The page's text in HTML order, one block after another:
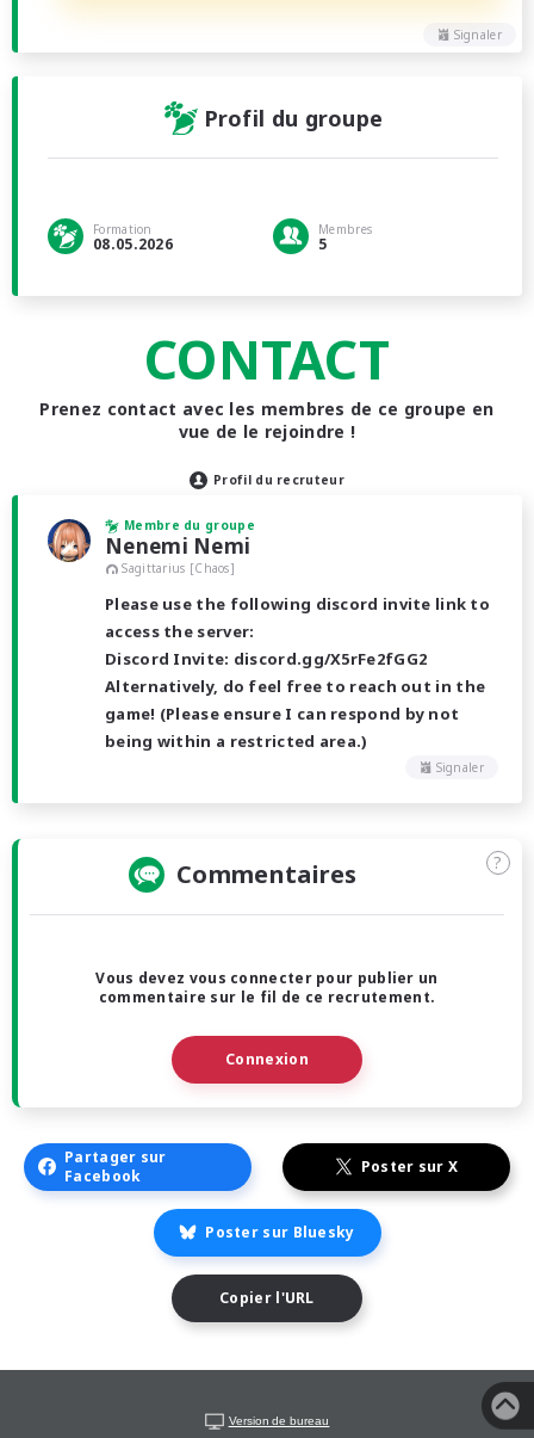
Signaler
Profil du groupe
Formation
08.05.2026
Membres
5
CONTACT
Prenez contact avec les membres de ce groupe en
vue de le rejoindre !
Profil du recruteur
Membre du groupe
Nenemi Nemi
Sagittarius [Chaos]
Please use the following discord invite link to
access the server:
Discord Invite: discord.gg/X5rFe2fGG2
Alternatively, do feel free to reach out in the
game! (Please ensure I can respond by not
being within a restricted area.)
Signaler
Commentaires ?
Vous devez vous connecter pour publier un
commentaire sur le fil de ce recrutement.
Connexion
Partager sur
Facebook
Poster sur X
Poster sur Bluesky
Copier l'URL
Version de bureau